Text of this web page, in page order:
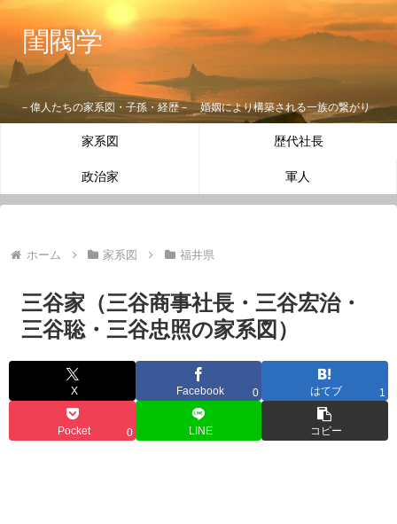
閨閥学
－偉人たちの家系図・子孫・経歴－ 婚姻により構築される一族の繋がり
家系図 歴代社長
政治家 軍人
ホーム 家系図 福井県
三谷家（三谷商事社長・三谷宏治・
三谷聡・三谷忠照の家系図）
X Facebook 0 はてブ 1
Pocket 0 LINE コピー